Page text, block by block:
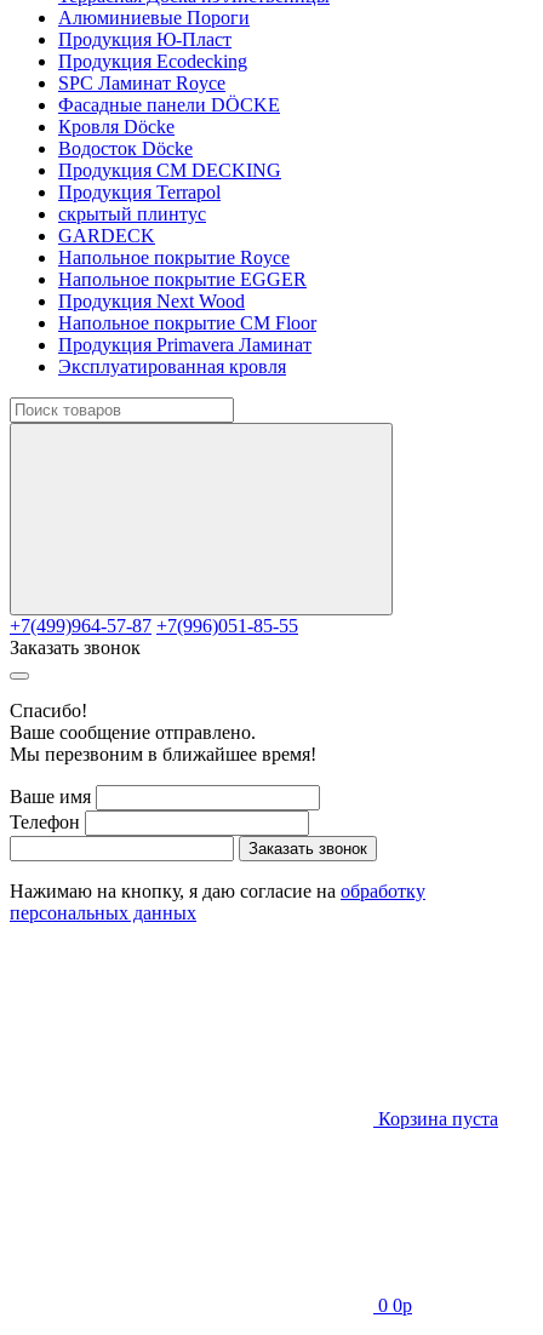
Алюминиевые Пороги
Продукция Ю-Пласт
Продукция Ecodecking
SPC Ламинат Royce
Фасадные панели DÖCKE
Кровля Döcke
Водосток Döcke
Продукция CM DECKING
Продукция Terrapol
скрытый плинтус
GARDECK
Напольное покрытие Royce
Напольное покрытие EGGER
Продукция Next Wood
Напольное покрытие CM Floor
Продукция Primavera Ламинат
Эксплуатированная кровля
+7(499)964-57-87 +7(996)051-85-55
Заказать звонок
Cпасибо!
Ваше сообщение отправлено.
Мы перезвоним в ближайшее время!
Ваше имя
Телефон
Заказать звонок
Нажимаю на кнопку, я даю согласие на обработку
персональных данных
Корзина пуста
0 0p